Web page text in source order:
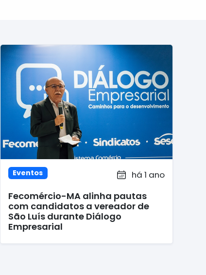
Eventos há 1 ano
Fecomércio-MA alinha pautas
com candidatos a vereador de
São Luís durante Diálogo
Empresarial